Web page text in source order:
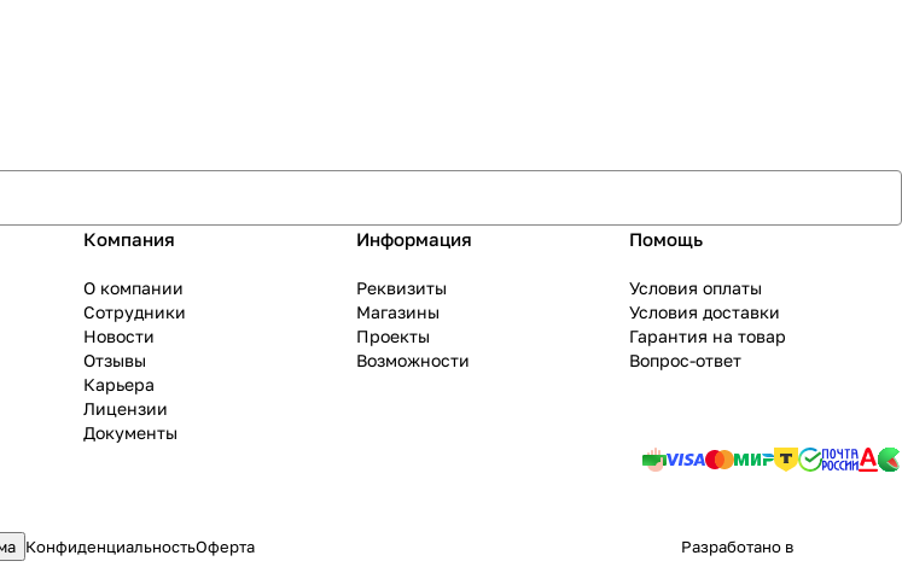
Компания
О компании
Сотрудники
Новости
Отзывы
Карьера
Лицензии
Документы
Информация
Реквизиты
Магазины
Проекты
Возможности
Помощь
Условия оплаты
Условия доставки
Гарантия на товар
Вопрос-ответ
КонфиденциальностьОферта Разработано в